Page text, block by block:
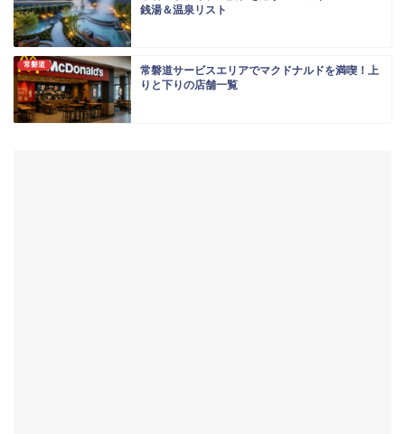
銭湯＆温泉リスト
常磐道
常磐道サービスエリアでマクドナルドを満喫！上
りと下りの店舗一覧